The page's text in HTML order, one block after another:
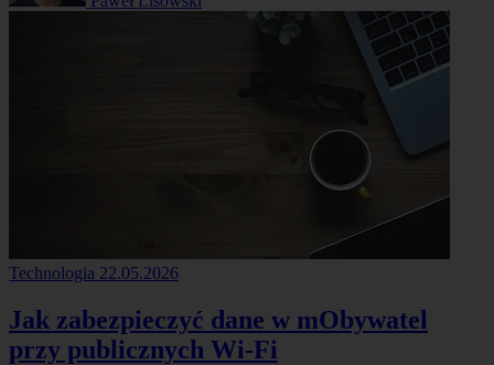
Technologia 22.05.2026
Jak zabezpieczyć dane w mObywatel
przy publicznych Wi-Fi